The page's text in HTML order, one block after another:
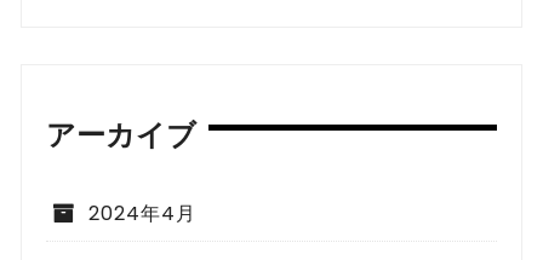
アーカイブ
2024年4月